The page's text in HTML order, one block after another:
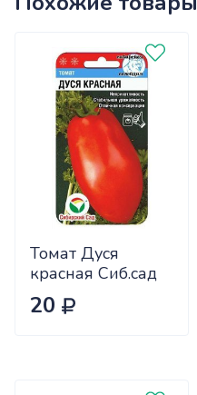
Томат Дуся
красная Сиб.сад
Ц
20